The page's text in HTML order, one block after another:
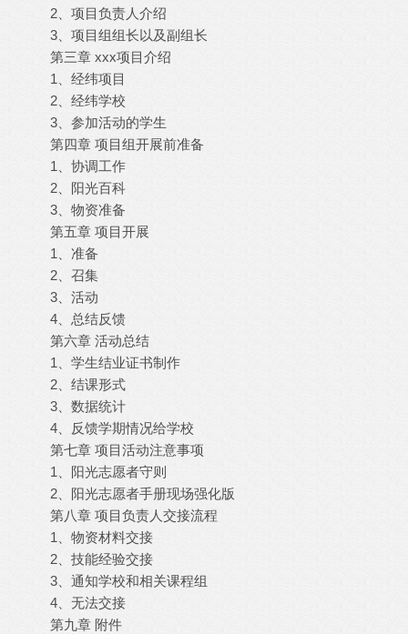
2、项目负责人介绍
3、项目组组长以及副组长
第三章 xxx项目介绍
1、经纬项目
2、经纬学校
3、参加活动的学生
第四章 项目组开展前准备
1、协调工作
2、阳光百科
3、物资准备
第五章 项目开展
1、准备
2、召集
3、活动
4、总结反馈
第六章 活动总结
1、学生结业证书制作
2、结课形式
3、数据统计
4、反馈学期情况给学校
第七章 项目活动注意事项
1、阳光志愿者守则
2、阳光志愿者手册现场强化版
第八章 项目负责人交接流程
1、物资材料交接
2、技能经验交接
3、通知学校和相关课程组
4、无法交接
第九章 附件